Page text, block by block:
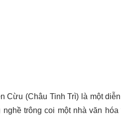
Cừu (Châu Tinh Trì) là một
nghề trông coi một nhà văn